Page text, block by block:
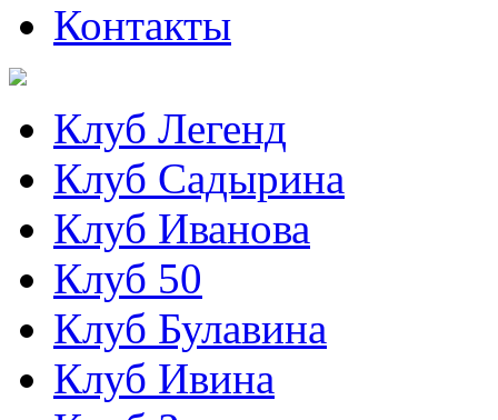
Контакты
Клуб Легенд
Клуб Садырина
Клуб Иванова
Клуб 50
Клуб Булавина
Клуб Ивина